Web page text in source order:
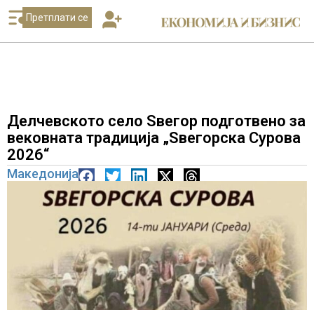
Претплати се
Делчевското село Ѕвегор подготвено за
вековната традиција „Ѕвегорска Сурова
2026“
Македонија